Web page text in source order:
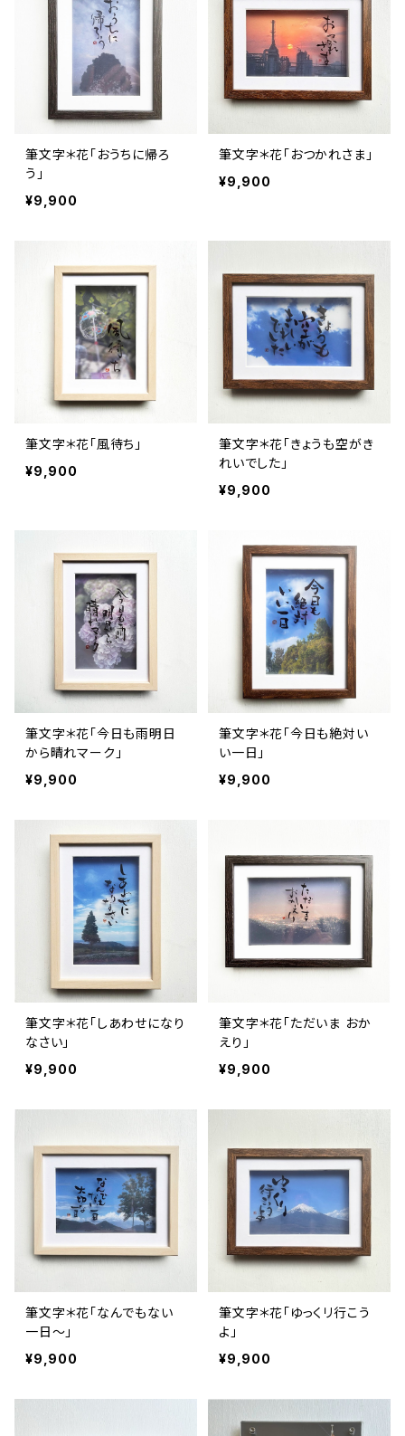
筆文字＊花「おうちに帰ろ
う」
¥9,900
筆文字＊花「おつかれさま」
¥9,900
筆文字＊花「風待ち」
¥9,900
筆文字＊花「きょうも空がき
れいでした」
¥9,900
筆文字＊花「今日も雨明日
から晴れマーク」
¥9,900
筆文字＊花「今日も絶対い
い一日」
¥9,900
筆文字＊花「しあわせになり
なさい」
¥9,900
筆文字＊花「ただいま おか
えり」
¥9,900
筆文字＊花「なんでもない
一日～」
¥9,900
筆文字＊花「ゆっくリ行こう
よ」
¥9,900